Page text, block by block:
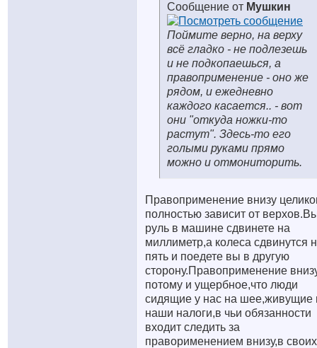
Сообщение от Мушкин
Поймите верно, на верху
всё гладко - не подлезешь
и не подкопаешься, а
правоприменение - оно же
рядом, и ежедневно
каждого касается.. - вот
они "откуда ножки-то
растут". Здесь-то его
голыми руками прямо
можно и отмониторить.
Правоприменение внизу
полностью зависит от
руль в машине сдвинете на
миллиметр,а колеса сдвинутся
пять и поедете вы в другую
сторону.Правоприменение
потому и ущербное,что люди
сидящие у нас на шее,живущие
наши налоги,в чьи обязанности
входит следить за
праворименением внизу,в своих